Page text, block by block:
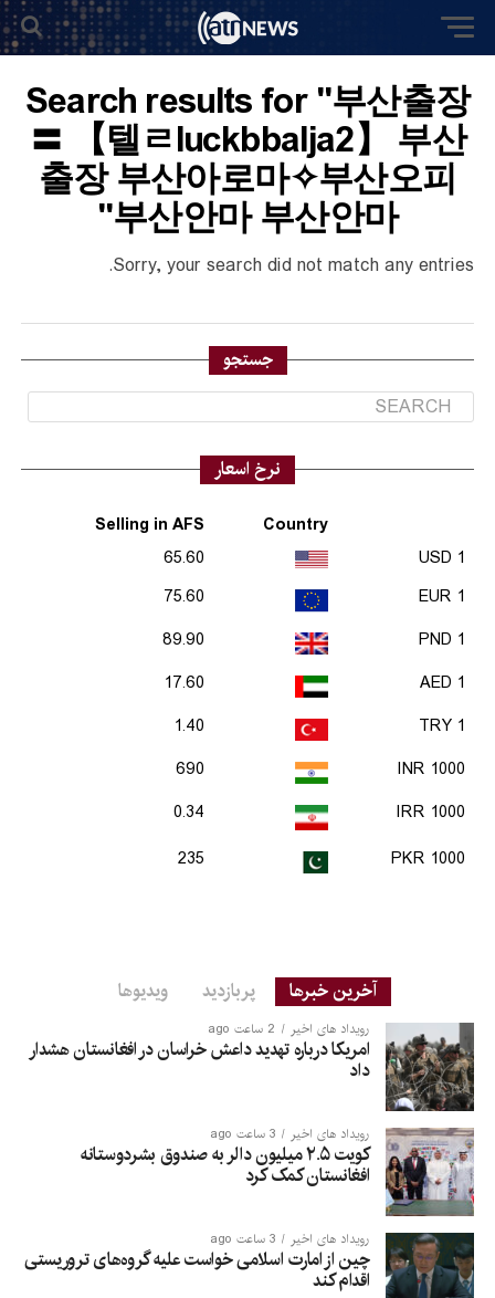
Search results for "부산출장
〓 【텔ㄹluckbbalja2】 부산
출장 부산아로마✧부산오피
부산안마 부산안마"
Sorry, your search did not match any entries.
جستجو
نرخ اسعار
Country
Selling in AFS
1 USD
65.60
1 EUR
75.60
1 PND
89.90
1 AED
17.60
1 TRY
1.40
1000 INR
690
1000 IRR
0.34
1000 PKR
235
آخرین خبرها پربازدید ویدیوها
رویداد های اخیر 2 ساعت ago
امریکا درباره تهدید داعش خراسان در افغانستان هشدار
داد
رویداد های اخیر 3 ساعت ago
کویت ۲.۵ میلیون دالر به صندوق بشردوستانه
افغانستان کمک کرد
رویداد های اخیر 3 ساعت ago
چین از امارت اسلامی خواست علیه گروه‌های تروریستی
اقدام کند